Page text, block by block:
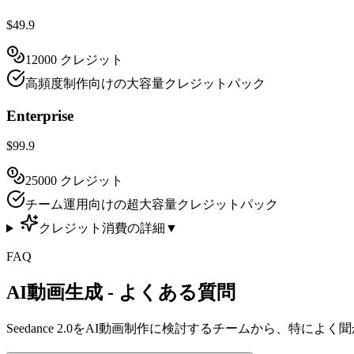
$49.9
12000 クレジット
高頻度制作向けの大容量クレジットパック
Enterprise
$99.9
25000 クレジット
チーム運用向けの超大容量クレジットパック
クレジット消費の詳細 ▼
FAQ
AI動画生成 - よくある質問
Seedance 2.0をAI動画制作に検討するチームから、特によく聞